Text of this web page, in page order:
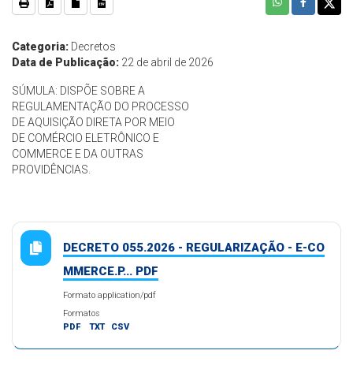
Categoria: Decretos
Data de Publicação: 22 de abril de 2026
SÚMULA: DISPÕE SOBRE A
REGULAMENTAÇÃO DO PROCESSO
DE AQUISIÇÃO DIRETA POR MEIO
DE COMÉRCIO ELETRÔNICO E
COMMERCE E DA OUTRAS
PROVIDÊNCIAS.
DECRETO 055.2026 - REGULARIZAÇÃO - E-CO
MMERCE.P... PDF
Formato application/pdf
Formatos
PDF
TXT CSV